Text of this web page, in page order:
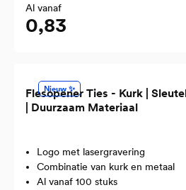
Al vanaf
0,83
Nieuw ✨
Flesopener Ties - Kurk |
| Duurzaam Materiaal
Logo met lasergravering
Combinatie van kurk en metaal
Al vanaf 100 stuks